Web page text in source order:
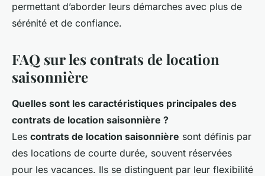
permettant d’aborder leurs démarches avec plus de
sérénité et de confiance.
FAQ sur les contrats de location
saisonnière
Quelles sont les caractéristiques principales des
contrats de location saisonnière ?
Les contrats de location saisonnière sont définis par
des locations de courte durée, souvent réservées
pour les vacances. Ils se distinguent par leur flexibilité